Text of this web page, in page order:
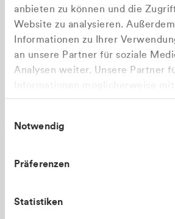
anbieten zu können und die
Website zu analysieren.
Informationen zu Ihrer
an unsere Partner für soziale
Analysen weiter. Unsere Partner
gesammelt haben.
Notwendig
Präferenzen
Statistiken
Apilash